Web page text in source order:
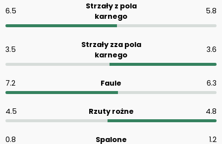
6.5
Strzały z pola
karnego
5.8
3.5
Strzały zza pola
karnego
3.6
7.2 Faule 6.3
4.5 Rzuty rożne 4.8
0.8 Spalone 1.2